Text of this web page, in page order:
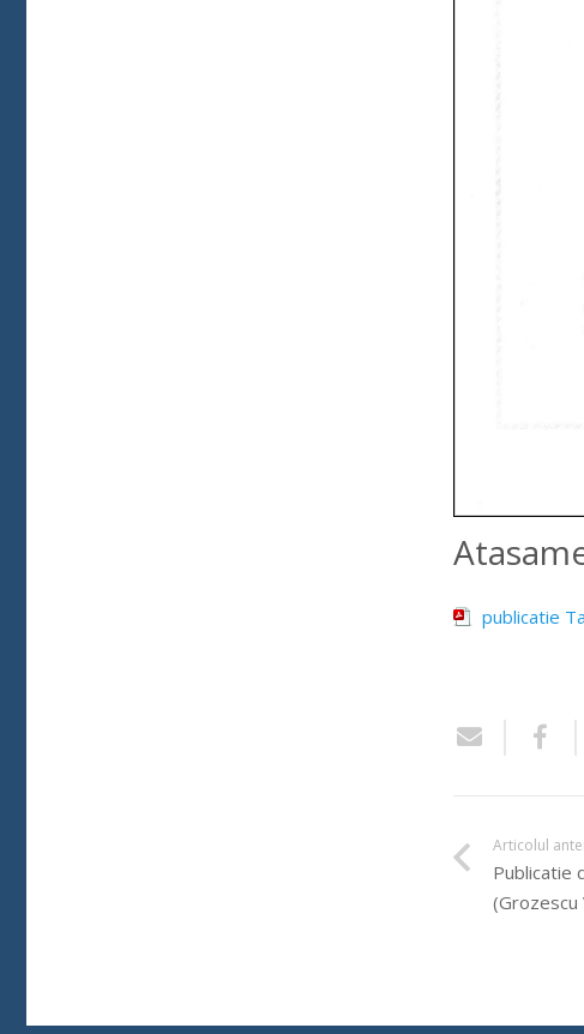
publicatie
Articolul
Publicatie
(Grozescu